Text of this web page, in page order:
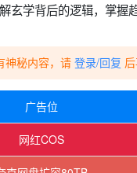
玄学背后的逻辑，掌握
神秘内容，请 登录/回复
广告位
网红COS